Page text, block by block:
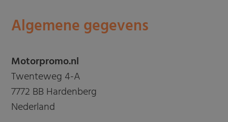
Algemene gegevens
Motorpromo.nl
Twenteweg 4-A
7772 BB Hardenberg
Nederland